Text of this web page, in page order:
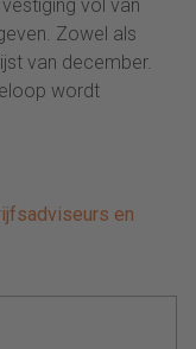
vol van
Zowel als
van december.
wordt
en